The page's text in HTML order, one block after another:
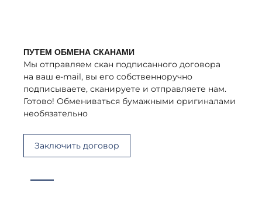
ПУТЕМ ОБМЕНА СКАНАМИ
Мы отправляем скан подписанного договора
на ваш e-mail, вы его собственноручно
подписываете, сканируете и отправляете нам.
Готово! Обмениваться бумажными оригиналами
необязательно
Заключить договор